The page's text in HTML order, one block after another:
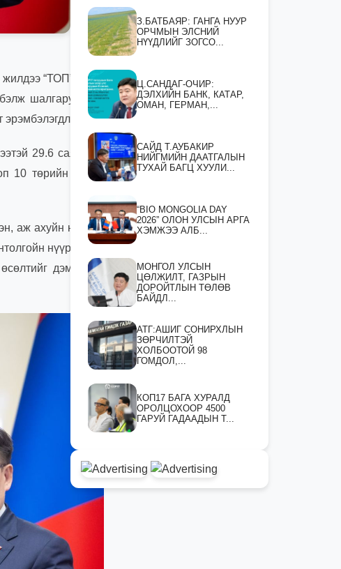
жилдээ “ТОП” ААН-
шалгаруулсан
29.6 сая тонн
10 төрийн өмчит
аж ахуйн нэгжид
нүүрс ачих
дэмжихэд
З.БАТБАЯР: ГАНГА НУУР
ОРЧМЫН ЭЛСНИЙ
НҮҮДЛИЙГ ЗОГСО...
Ц.САНДАГ-ОЧИР:
ДЭЛХИЙН БАНК, КАТАР,
ОМАН, ГЕРМАН,...
САЙД Т.АУБАКИР
НИЙГМИЙН ДААТГАЛЫН
ТУХАЙ БАГЦ ХУУЛИ...
“BIO MONGOLIA DAY
2026” ОЛОН УЛСЫН АРГА
ХЭМЖЭЭ АЛБ...
МОНГОЛ УЛСЫН
ЦӨЛЖИЛТ, ГАЗРЫН
ДОРОЙТЛЫН ТӨЛӨВ
БАЙДЛ...
АТГ:АШИГ СОНИРХЛЫН
ЗӨРЧИЛТЭЙ
ХОЛБООТОЙ 98
ГОМДОЛ,...
КОП17 БАГА ХУРАЛД
ОРОЛЦОХООР 4500
ГАРУЙ ГАДААДЫН Т...